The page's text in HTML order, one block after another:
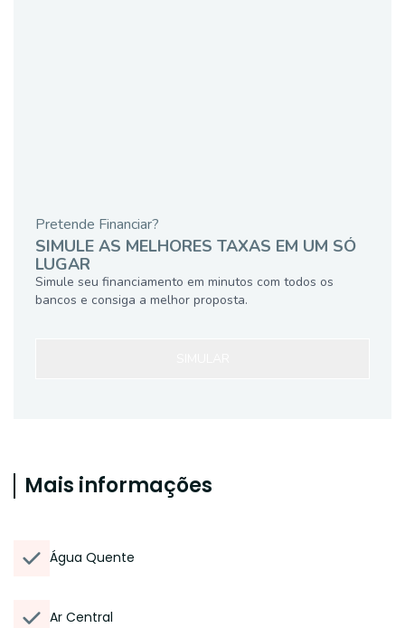
Pretende Financiar?
SIMULE AS MELHORES TAXAS EM UM SÓ
LUGAR
Simule seu financiamento em minutos com todos os
bancos e consiga a melhor proposta.
Mais informações
Água Quente
Ar Central